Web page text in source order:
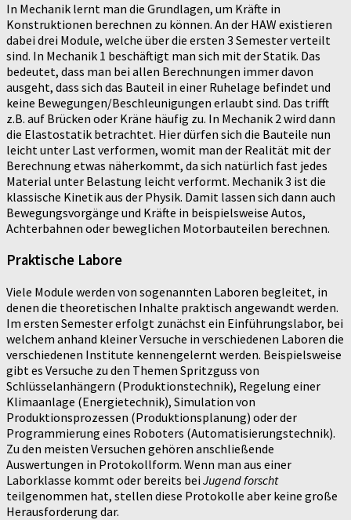
In Mechanik lernt man die Grundlagen, um Kräfte in
Konstruktionen berechnen zu können. An der HAW existieren
dabei drei Module, welche über die ersten 3 Semester verteilt
sind. In Mechanik 1 beschäftigt man sich mit der Statik. Das
bedeutet, dass man bei allen Berechnungen immer davon
ausgeht, dass sich das Bauteil in einer Ruhelage befindet und
keine Bewegungen/Beschleunigungen erlaubt sind. Das trifft
z.B. auf Brücken oder Kräne häufig zu. In Mechanik 2 wird dann
die Elastostatik betrachtet. Hier dürfen sich die Bauteile nun
leicht unter Last verformen, womit man der Realität mit der
Berechnung etwas näherkommt, da sich natürlich fast jedes
Material unter Belastung leicht verformt. Mechanik 3 ist die
klassische Kinetik aus der Physik. Damit lassen sich dann auch
Bewegungsvorgänge und Kräfte in beispielsweise Autos,
Achterbahnen oder beweglichen Motorbauteilen berechnen.
Praktische Labore
Viele Module werden von sogenannten Laboren begleitet, in
denen die theoretischen Inhalte praktisch angewandt werden.
Im ersten Semester erfolgt zunächst ein Einführungslabor, bei
welchem anhand kleiner Versuche in verschiedenen Laboren die
verschiedenen Institute kennengelernt werden. Beispielsweise
gibt es Versuche zu den Themen Spritzguss von
Schlüsselanhängern (Produktionstechnik), Regelung einer
Klimaanlage (Energietechnik), Simulation von
Produktionsprozessen (Produktionsplanung) oder der
Programmierung eines Roboters (Automatisierungstechnik).
Zu den meisten Versuchen gehören anschließende
Auswertungen in Protokollform. Wenn man aus einer
Laborklasse kommt oder bereits bei Jugend forscht
teilgenommen hat, stellen diese Protokolle aber keine große
Herausforderung dar.